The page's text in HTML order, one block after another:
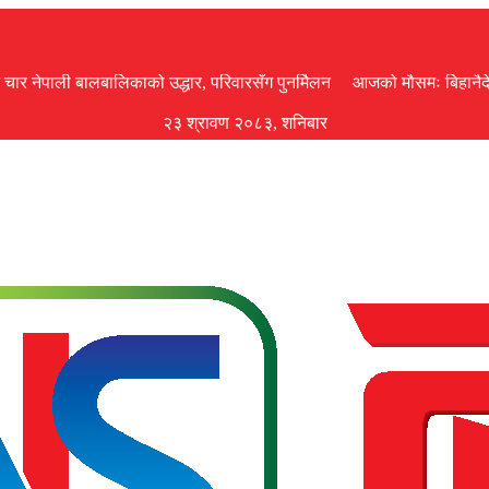
नेपाली बालबालिकाको उद्धार, परिवारसँग पुनर्मिलन आजको मौसमः
२३ श्रावण २०८३, शनिबार